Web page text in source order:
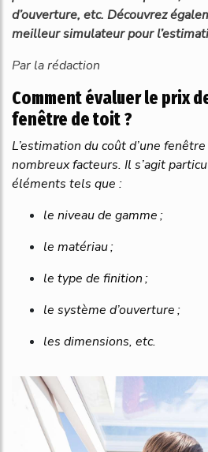
d’ouverture, etc. Découvrez
meilleur simulateur pour
Par la rédaction
Comment évaluer le prix
fenêtre de toit ?
L’estimation du coût d’une
nombreux facteurs. Il s’agit
éléments tels que :
le niveau de gamme ;
le matériau ;
le type de finition ;
le système d’ouverture ;
les dimensions, etc.